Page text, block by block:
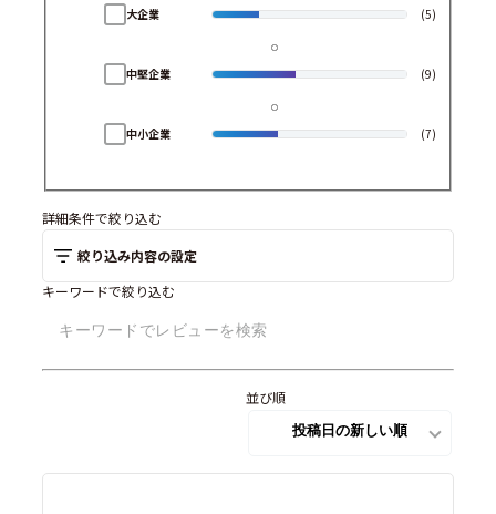
大企業 (5)
中堅企業 (9)
中小企業 (7)
詳細条件で絞り込む
絞り込み内容の設定
キーワードで絞り込む
並び順